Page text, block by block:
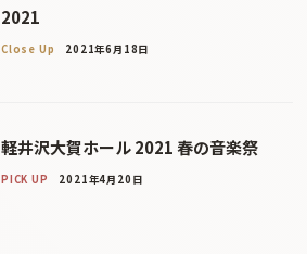
2021
Close Up 2021年6月18日
軽井沢大賀ホール 2021 春の音楽祭
PICK UP 2021年4月20日